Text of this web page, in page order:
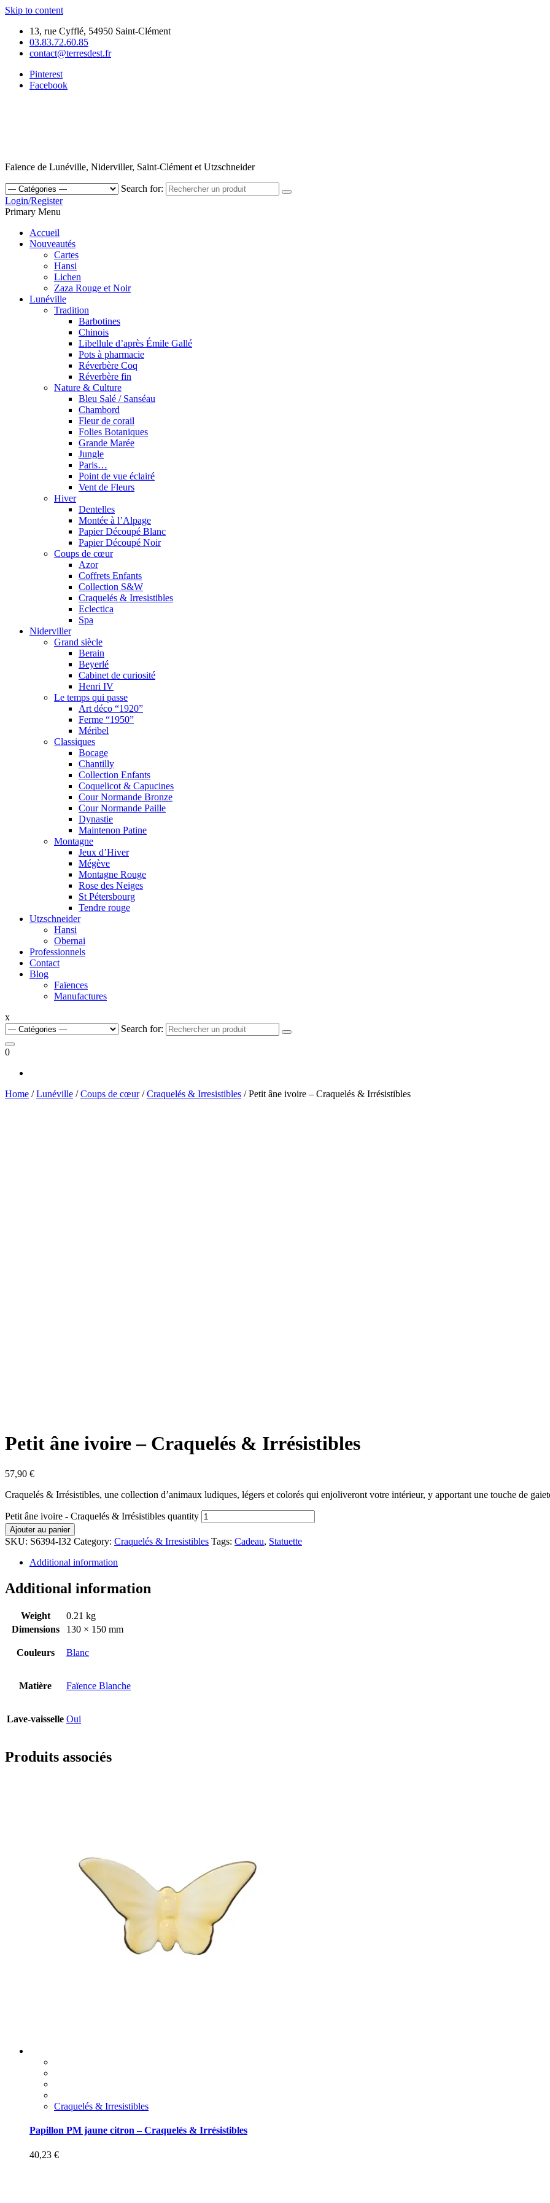
Skip to content
13, rue Cyfflé, 54950 Saint-Clément
03.83.72.60.85
contact@terresdest.fr
Pinterest
Facebook
Faïence de Lunéville, Niderviller, Saint-Clément et Utzschneider
Search for:
Login/Register
Primary Menu
Accueil
Nouveautés
Cartes
Hansi
Lichen
Zaza Rouge et Noir
Lunéville
Tradition
Barbotines
Chinois
Libellule d’après Émile Gallé
Pots à pharmacie
Réverbère Coq
Réverbère fin
Nature & Culture
Bleu Salé / Sanséau
Chambord
Fleur de corail
Folies Botaniques
Grande Marée
Jungle
Paris…
Point de vue éclairé
Vent de Fleurs
Hiver
Dentelles
Montée à l’Alpage
Papier Découpé Blanc
Papier Découpé Noir
Coups de cœur
Azor
Coffrets Enfants
Collection S&W
Craquelés & Irresistibles
Eclectica
Spa
Niderviller
Grand siècle
Berain
Beyerlé
Cabinet de curiosité
Henri IV
Le temps qui passe
Art déco “1920”
Ferme “1950”
Méribel
Classiques
Bocage
Chantilly
Collection Enfants
Coquelicot & Capucines
Cour Normande Bronze
Cour Normande Paille
Dynastie
Maintenon Patine
Montagne
Jeux d’Hiver
Mégève
Montagne Rouge
Rose des Neiges
St Pétersbourg
Tendre rouge
Utzschneider
Hansi
Obernai
Professionnels
Contact
Blog
Faïences
Manufactures
x
Search for:
0
Home /Lunéville /Coups de cœur/Craquelés & Irresistibles / Petit âne ivoire – Craquelés & Irrésistibles
Petit âne ivoire – Craquelés & Irrésistibles
57,90 €
Craquelés & Irrésistibles, une collection d’animaux ludiques, légers et colorés qui enjoliveront votre intérieur, y apportant une touche de
Petit âne ivoire - Craquelés & Irrésistibles quantity
Ajouter au panier
SKU: S6394-I32 Category: Craquelés & Irresistibles Tags: Cadeau, Statuette
Additional information
Additional information
Weight
0.21 kg
Dimensions
130 × 150 mm
Couleurs Blanc
Matière Faïence Blanche
Lave-vaisselle Oui
Produits associés
Craquelés & Irresistibles
Papillon PM jaune citron – Craquelés & Irrésistibles
40,23 €